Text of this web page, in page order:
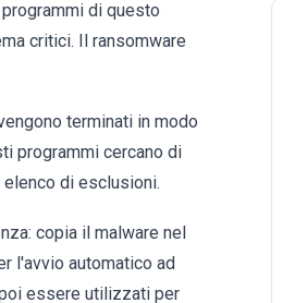
di questo
critici. Il ransomware
terminati in modo
programmi cercano di
di esclusioni.
copia il malware nel
l'avvio automatico ad
essere utilizzati per